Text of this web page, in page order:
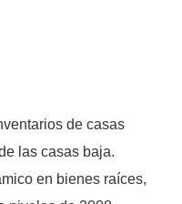
de casas
las casas baja.
en bienes raíces,